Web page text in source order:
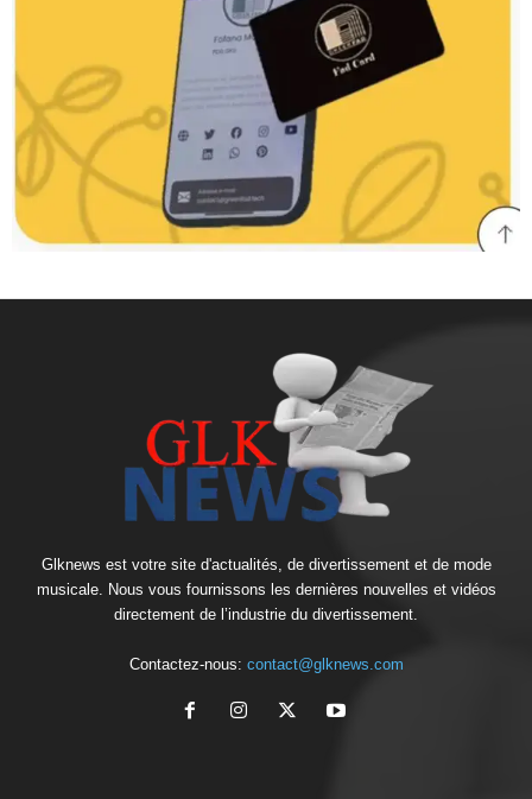
Glknews est votre site d'actualités, de divertissement et de mode
musicale. Nous vous fournissons les dernières nouvelles et vidéos
directement de l’industrie du divertissement.
Contactez-nous: contact@glknews.com